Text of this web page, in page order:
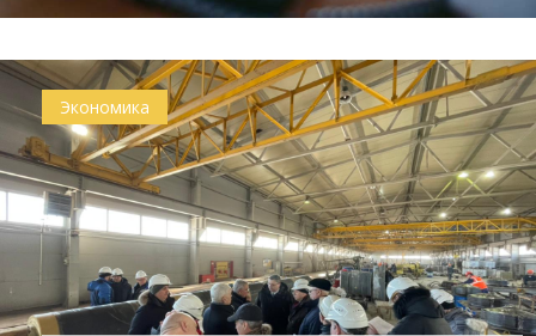
Экономика